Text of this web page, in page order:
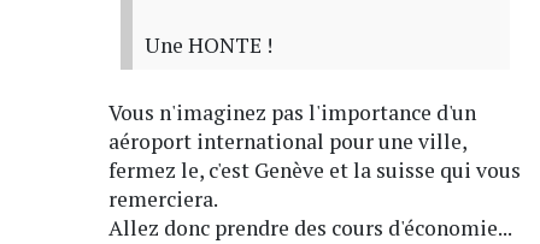
Une HONTE !
Vous n'imaginez pas l'importance d'un
aéroport international pour une ville,
fermez le, c'est Genève et la suisse qui vous
remerciera.
Allez donc prendre des cours d'économie...